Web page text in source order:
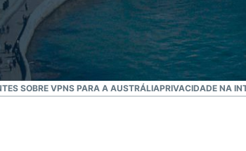
SOBRE VPNS PARA A AUSTRÁLIAPRIVACIDADE NA